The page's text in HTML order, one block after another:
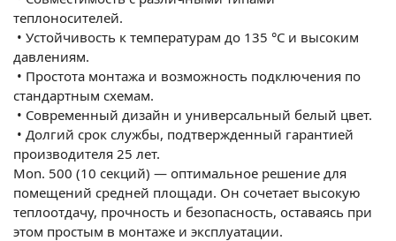
теплоносителей.
• Устойчивость к температурам до 135 °C и высоким
давлениям.
• Простота монтажа и возможность подключения по
стандартным схемам.
• Современный дизайн и универсальный белый цвет.
• Долгий срок службы, подтвержденный гарантией
производителя 25 лет.
Mon. 500 (10 секций) — оптимальное решение для
помещений средней площади. Он сочетает высокую
теплоотдачу, прочность и безопасность, оставаясь при
этом простым в монтаже и эксплуатации.